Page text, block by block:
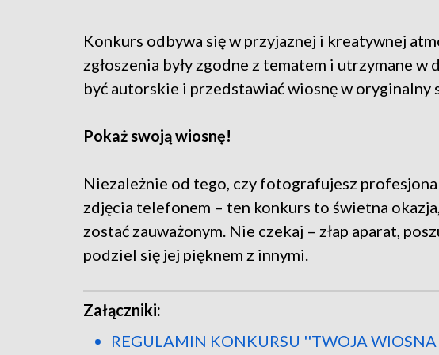
Konkurs odbywa się w przyjaznej i kreatywnej
zgłoszenia były zgodne z tematem i utrzymane
być autorskie i przedstawiać wiosnę w oryginalny
Pokaż swoją wiosnę!
Niezależnie od tego, czy fotografujesz
zdjęcia telefonem – ten konkurs to świetna
zostać zauważonym. Nie czekaj – złap aparat,
podziel się jej pięknem z innymi.
Załączniki:
REGULAMIN KONKURSU ''TWOJA